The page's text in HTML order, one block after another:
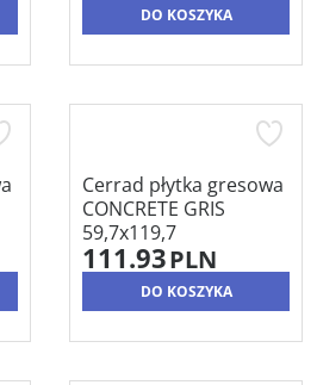
DO KOSZYKA
Cerrad płytka gresowa
CONCRETE GRIS
59,7x119,7
111.93PLN
DO KOSZYKA